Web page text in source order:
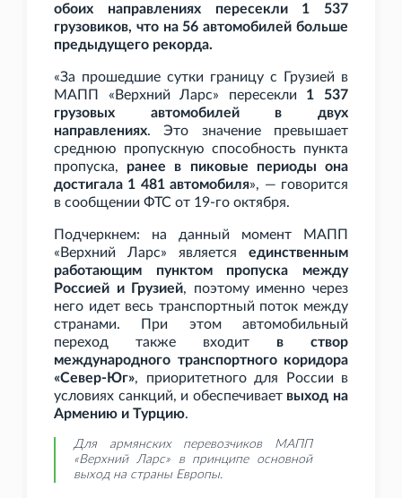
обоих направлениях пересекли 1
537
грузовиков, что на 56 автомобилей больше
предыдущего рекорда.
«За прошедшие сутки границу с Грузией в
МАПП «Верхний Ларс» пересекли 1
537
грузовых автомобилей в двух
направлениях. Это значение превышает
среднюю пропускную способность пункта
пропуска, ранее в пиковые периоды она
достигала 1 481 автомобиля», — говорится
в сообщении ФТС от 19-го октября.
Подчеркнем: на данный момент МАПП
«Верхний Ларс» является единственным
работающим пунктом пропуска между
Россией и Грузией, поэтому именно через
него идет весь транспортный поток между
странами. При этом автомобильный
переход также входит в створ
международного транспортного коридора
«Север-Юг», приоритетного для России в
условиях санкций, и обеспечивает выход на
Армению и Турцию.
Для армянских перевозчиков МАПП
«Верхний Ларс» в принципе основной
выход на страны Европы.